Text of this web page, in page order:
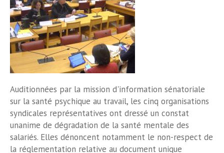
Auditionnées par la mission d'information sénatoriale
sur la santé psychique au travail, les cinq organisations
syndicales représentatives ont dressé un constat
unanime de dégradation de la santé mentale des
salariés. Elles dénoncent notamment le non-respect de
la réglementation relative au document unique